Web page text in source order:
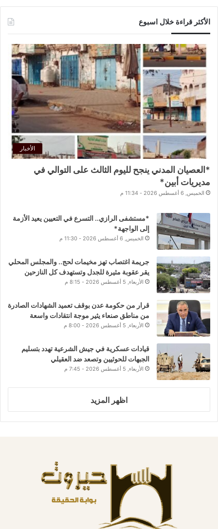
الأكثر قراءة خلال اسبوع
الأخبار
*العصيان المدني ينجح لليوم الثالث على التوالي في
مديريات أبين*
الخميس, 6 أغسطس 2026 - 11:34 م
*مستشفى الرازي.. التسرع في التعيين يعيد الأزمة
إلى الواجهة*
الخميس, 6 أغسطس 2026 - 11:30 م
جريمة اغتصاب تهز مخيمات لحج.. والمجلس المحلي
يقر عقوبة مثيرة للجدل وتستهدف كل النازحين
الأربعاء, 5 أغسطس 2026 - 8:15 م
قرار من حكومة عدن بوقف تعميد الشهادات الصادرة
من مناطق صنعاء يثير موجة انتقادات واسعة
الأربعاء, 5 أغسطس 2026 - 8:00 م
قيادات عسكرية في جيش الشرعية تهدد بتسليم
الجبهات للحوثيين وتصعد ضد العقيلي
الأربعاء, 5 أغسطس 2026 - 7:45 م
اظهر المزيد